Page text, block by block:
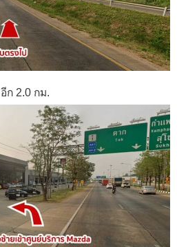
ก 2.0 กม.